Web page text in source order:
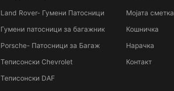
Land Rover- Гумени Патосници
Гумени патосници за багажник
Porsche- Патосници за Багаж
Теписонски Chevrolet
Теписонски DAF
Мојата сметка
Кошничка
Нарачка
Контакт